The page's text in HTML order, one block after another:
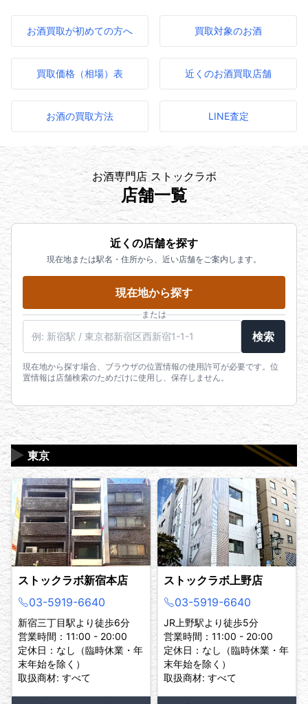
お酒買取が初めての方へ 買取対象のお酒
買取価格（相場）表 近くのお酒買取店舗
お酒の買取方法 LINE査定
お酒専門店 ストックラボ
店舗一覧
近くの店舗を探す
現在地または駅名・住所から、近い店舗をご案内します。
現在地から探す
または
検索
現在地から探す場合、ブラウザの位置情報の使用許可が必要です。位
置情報は店舗検索のためだけに使用し、保存しません。
東京
▶
ストックラボ新宿本店
03-5919-6640
新宿三丁目駅より徒歩6分
営業時間：11:00 - 20:00
定休日：なし（臨時休業・年
末年始を除く）
取扱商材: すべて
ストックラボ上野店
03-5919-6640
JR上野駅より徒歩5分
営業時間：11:00 - 20:00
定休日：なし（臨時休業・年
末年始を除く）
取扱商材: すべて